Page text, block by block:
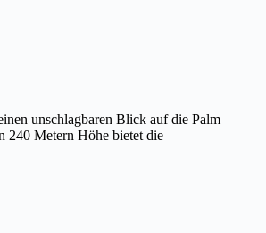
unschlagbaren Blick auf die Palm
240 Metern Höhe bietet die